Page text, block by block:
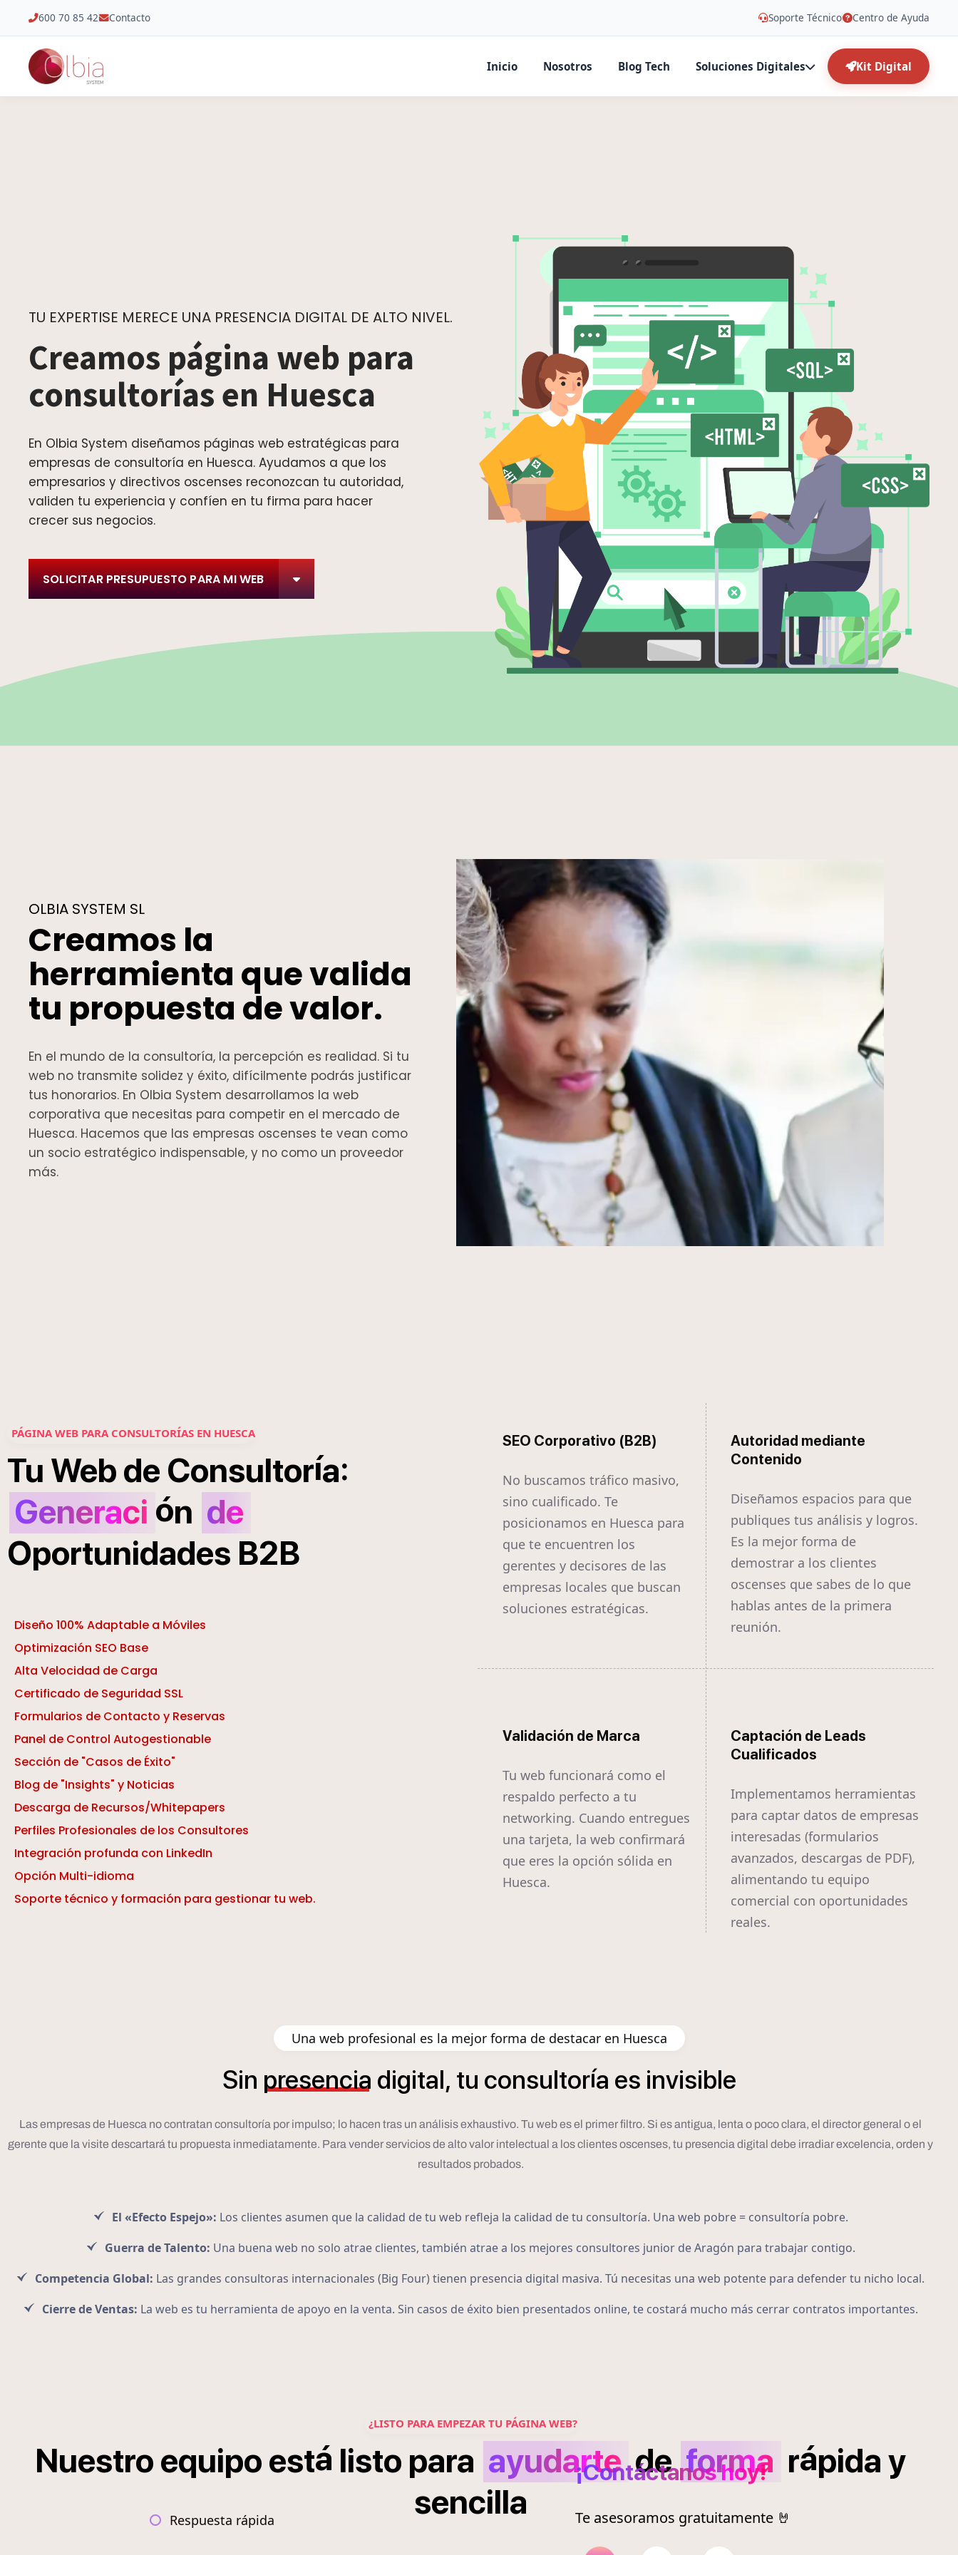
600 70 85 42 Contacto Soporte Técnico Centro de Ayuda
Inicio Nosotros Blog Tech Soluciones Digitales Kit Digital
TU EXPERTISE MERECE UNA PRESENCIA DIGITAL DE ALTO NIVEL.
Creamos página web para
consultorías en Huesca
En Olbia System diseñamos páginas web estratégicas para
empresas de consultoría en Huesca. Ayudamos a que los
empresarios y directivos oscenses reconozcan tu autoridad,
validen tu experiencia y confíen en tu firma para hacer
crecer sus negocios.
SOLICITAR PRESUPUESTO PARA MI WEB
OLBIA SYSTEM SL
Creamos la
herramienta que valida
tu propuesta de valor.
En el mundo de la consultoría, la percepción es realidad. Si tu
web no transmite solidez y éxito, difícilmente podrás justificar
tus honorarios. En Olbia System desarrollamos la web
corporativa que necesitas para competir en el mercado de
Huesca. Hacemos que las empresas oscenses te vean como
un socio estratégico indispensable, y no como un proveedor
más.
PÁGINA WEB PARA CONSULTORÍAS EN HUESCA
Tu Web de Consultoría:
Generaci ón de
Oportunidades B2B
Diseño 100% Adaptable a Móviles
Optimización SEO Base
Alta Velocidad de Carga
Certificado de Seguridad SSL
Formularios de Contacto y Reservas
Panel de Control Autogestionable
Sección de "Casos de Éxito"
Blog de "Insights" y Noticias
Descarga de Recursos/Whitepapers
Perfiles Profesionales de los Consultores
Integración profunda con LinkedIn
Opción Multi-idioma
Soporte técnico y formación para gestionar tu web.
SEO Corporativo (B2B)
No buscamos tráfico masivo,
sino cualificado. Te
posicionamos en Huesca para
que te encuentren los
gerentes y decisores de las
empresas locales que buscan
soluciones estratégicas.
Autoridad mediante
Contenido
Diseñamos espacios para que
publiques tus análisis y logros.
Es la mejor forma de
demostrar a los clientes
oscenses que sabes de lo que
hablas antes de la primera
reunión.
Validación de Marca
Tu web funcionará como el
respaldo perfecto a tu
networking. Cuando entregues
una tarjeta, la web confirmará
que eres la opción sólida en
Huesca.
Captación de Leads
Cualificados
Implementamos herramientas
para captar datos de empresas
interesadas (formularios
avanzados, descargas de PDF),
alimentando tu equipo
comercial con oportunidades
reales.
Una web profesional es la mejor forma de destacar en Huesca
Sin presencia digital, tu consultoría es invisible
Las empresas de Huesca no contratan consultoría por impulso; lo hacen tras un análisis exhaustivo. Tu web es el primer filtro. Si es antigua, lenta o poco clara, el director general o el
gerente que la visite descartará tu propuesta inmediatamente. Para vender servicios de alto valor intelectual a los clientes oscenses, tu presencia digital debe irradiar excelencia, orden y
resultados probados.
El «Efecto Espejo»: Los clientes asumen que la calidad de tu web refleja la calidad de tu consultoría. Una web pobre = consultoría pobre.
Guerra de Talento: Una buena web no solo atrae clientes, también atrae a los mejores consultores junior de Aragón para trabajar contigo.
Competencia Global: Las grandes consultoras internacionales (Big Four) tienen presencia digital masiva. Tú necesitas una web potente para defender tu nicho local.
Cierre de Ventas: La web es tu herramienta de apoyo en la venta. Sin casos de éxito bien presentados online, te costará mucho más cerrar contratos importantes.
¿LISTO PARA EMPEZAR TU PÁGINA WEB?
Nuestro equipo está listo para ayudarte de forma rápida y
sencilla
Respuesta rápida
¡Contáctanos hoy!
Te asesoramos gratuitamente 🤘